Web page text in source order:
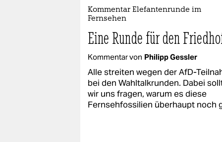
Kommentar Elefantenrunde im
Fernsehen
Eine Runde für den
Kommentar von Philipp Gessler
Alle streiten wegen der AfD-
bei den Wahltalkrunden. Dabei
wir uns fragen, warum es diese
Fernsehfossilien überhaupt noch